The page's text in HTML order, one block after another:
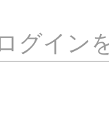
グイン